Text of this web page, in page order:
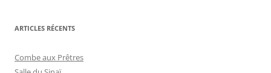
ARTICLES RÉCENTS
Combe aux Prêtres